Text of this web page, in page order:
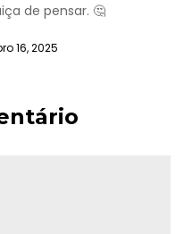
de pensar. 🤔
16, 2025